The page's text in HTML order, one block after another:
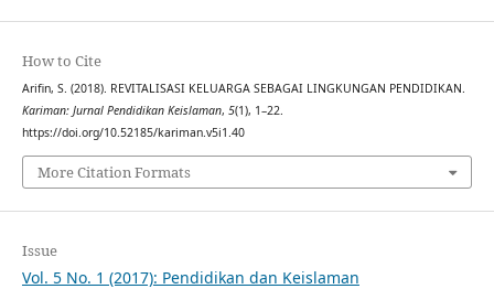
How to Cite
Arifin, S. (2018). REVITALISASI KELUARGA SEBAGAI LINGKUNGAN PENDIDIKAN.
Kariman: Jurnal Pendidikan Keislaman, 5(1), 1–22.
https://doi.org/10.52185/kariman.v5i1.40
More Citation Formats
Issue
Vol. 5 No. 1 (2017): Pendidikan dan Keislaman